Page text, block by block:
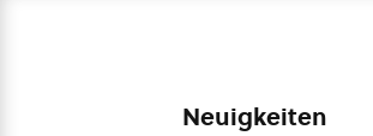
Neuigkeiten